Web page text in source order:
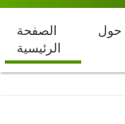
الصفحة
الرئيسية
حول